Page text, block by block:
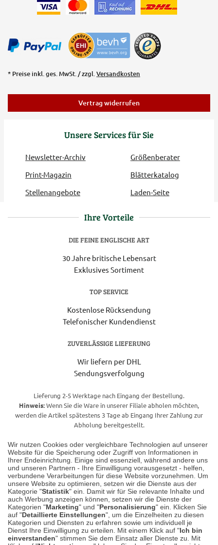
Wir nutzen Cookies oder vergleichbare Technologien auf unserer
Website für die Speicherung oder Zugriff von Informationen in
Ihrer Endeinrichtung. Einige sind essenziell, während andere uns
und unseren Partnern - Ihre Einwilligung vorausgesetzt - helfen,
verbundene Verarbeitungen für diese Website vorzunehmen. Um
unsere Website zu optimieren, setzen wir die Dienste aus der
Kategorie "Statistik" ein. Damit wir für Sie relevante Inhalte und
auch Werbung anzeigen können, setzen wir die Dienste der
Kategorien "Marketing" und "Personalisierung" ein. Klicken Sie
auf "Detaillierte Einstellungen", um die Einzelheiten zu diesen
Kategorien und Diensten zu erfahren sowie um individuell je
Dienst Ihre Einwilligung zu erteilen. Mit einem Klick auf "Ich bin
einverstanden" stimmen Sie dem Einsatz aller Dienste zu. Mit
Unsere Services für Sie
Newsletter-Archiv
Größenberater
Print-Magazin
Blätterkatalog
Stellenangebote
Laden-Seite
* Preise inkl. ges. MwSt. / zzgl.Versandkosten
Vertrag widerrufen
Ihre Vorteile
DIE FEINE ENGLISCHE ART
30 Jahre britische Lebensart
Exklusives Sortiment
TOP SERVICE
Kostenlose Rücksendung
Telefonischer Kundendienst
ZUVERLÄSSIGE LIEFERUNG
Wir liefern per DHL
Sendungsverfolgung
Lieferung 2-5 Werktage nach Eingang der Bestellung.
Hinweis:Wenn Sie die Ware in unserer Filiale abholen möchten,
werden die Artikel spätestens 3 Tage ab Eingang Ihrer Zahlung zur
Abholung bereitgestellt.
Unser Geschäft in Meckenheim
Auf dem Steinbüchel 6
53340 Meckenheim
Montag bis Samstag 9:00 Uhr bis 18:00 Uhr
weitere Information